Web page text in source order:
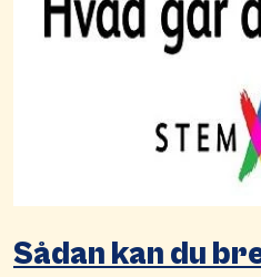
Sådan kan du